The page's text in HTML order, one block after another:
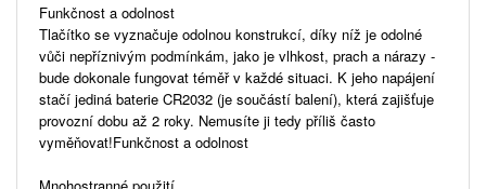
Funkčnost a odolnost
Tlačítko se vyznačuje odolnou konstrukcí, díky níž je odolné
vůči nepříznivým podmínkám, jako je vlhkost, prach a nárazy -
bude dokonale fungovat téměř v každé situaci. K jeho napájení
stačí jediná baterie CR2032 (je součástí balení), která zajišťuje
provozní dobu až 2 roky. Nemusíte ji tedy příliš často
vyměňovat!Funkčnost a odolnost